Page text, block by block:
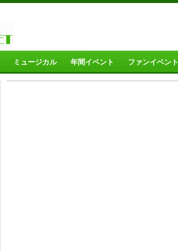
ミュージカル 年間イベント ファンイベント